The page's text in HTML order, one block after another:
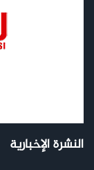
النشرة الإخبارية